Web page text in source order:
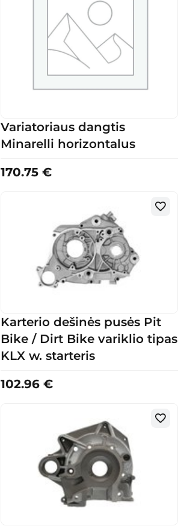
Variatoriaus dangtis
Minarelli horizontalus
170.75 €
Karterio dešinės pusės Pit
Bike / Dirt Bike variklio tipas
KLX w. starteris
102.96 €